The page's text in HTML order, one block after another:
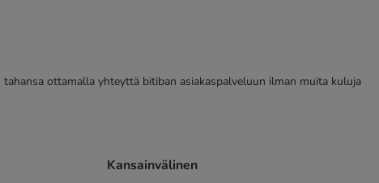
ottamalla yhteyttä bitiban asiakaspalveluun ilman muita kuluja
Kansainvälinen